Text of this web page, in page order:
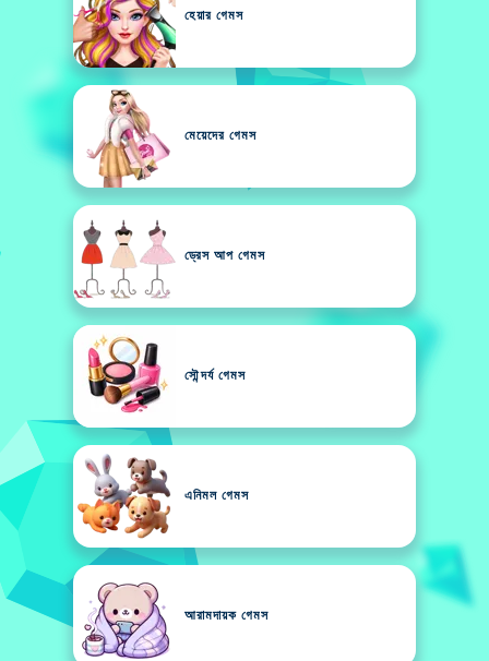
হেয়ার গেমস
মেয়েদের গেমস
ড্রেস আপ গেমস
সৌন্দর্য গেমস
এনিমল গেমস
আরামদায়ক গেমস